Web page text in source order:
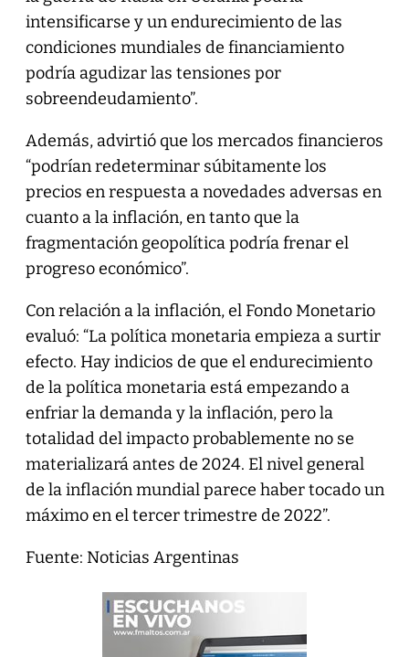
intensificarse y un endurecimiento de las
condiciones mundiales de financiamiento
podría agudizar las tensiones por
sobreendeudamiento”.
Además, advirtió que los mercados financieros
“podrían redeterminar súbitamente los
precios en respuesta a novedades adversas en
cuanto a la inflación, en tanto que la
fragmentación geopolítica podría frenar el
progreso económico”.
Con relación a la inflación, el Fondo Monetario
evaluó: “La política monetaria empieza a surtir
efecto. Hay indicios de que el endurecimiento
de la política monetaria está empezando a
enfriar la demanda y la inflación, pero la
totalidad del impacto probablemente no se
materializará antes de 2024. El nivel general
de la inflación mundial parece haber tocado un
máximo en el tercer trimestre de 2022”.
Fuente: Noticias Argentinas